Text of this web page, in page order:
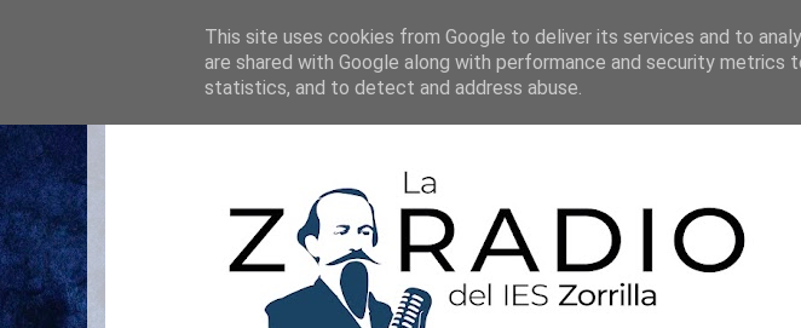
This site uses cookies from Google to deliver its services and to
are shared with Google along with performance and security metrics
statistics, and to detect and address abuse.